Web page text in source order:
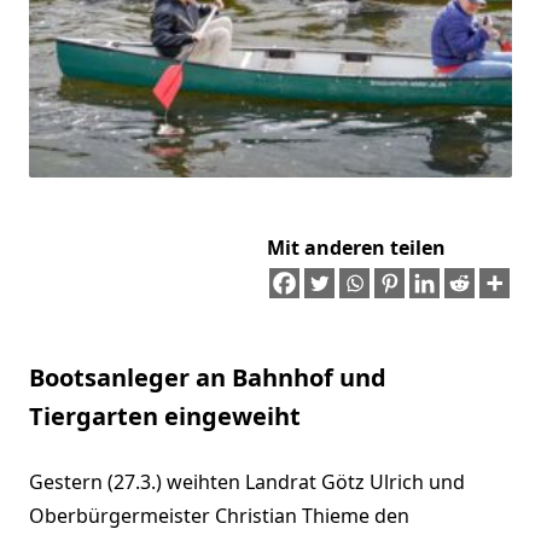
Mit anderen teilen
Bootsanleger an Bahnhof und
Tiergarten eingeweiht
Gestern (27.3.) weihten Landrat Götz Ulrich und
Oberbürgermeister Christian Thieme den